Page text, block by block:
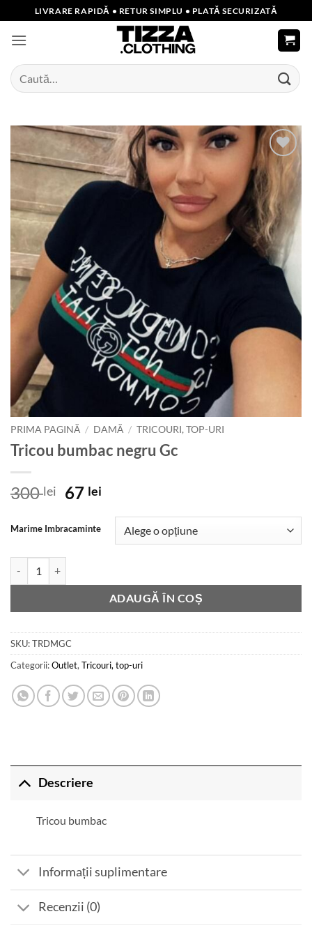
to
content
LIVRARE RAPIDĂ • RETUR SIMPLU • PLATĂ SECURIZATĂ
Caută
după:
Add to
wishlist
PRIMA PAGINĂ / DAMĂ / TRICOURI, TOP-URI
Tricou bumbac negru Gc
300lei
Prețul
a
300 lei.
67 lei
este:
67 lei.
Marime Imbracaminte
ADAUGĂ ÎN COȘ
SKU:TRDMGC
Categorii:Outlet, Tricouri, top-uri
Descriere
Tricou bumbac
Informații suplimentare
Recenzii (0)